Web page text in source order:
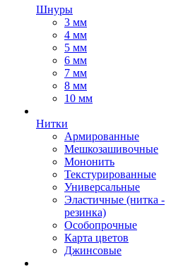
Шнуры
3 мм
4 мм
5 мм
6 мм
7 мм
8 мм
10 мм
Нитки
Армированные
Мешкозашивочные
Мононить
Текстурированные
Универсальные
Эластичные (нитка -
резинка)
Особопрочные
Карта цветов
Джинсовые